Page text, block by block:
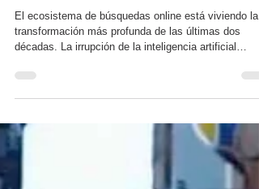
búsquedas online
El ecosistema de búsquedas online está viviendo la
transformación más profunda de las últimas dos
décadas. La irrupción de la inteligencia artificial
información: también redefine cómo se posicionan
modelos conviven (y se complementan) en el
marketing digital actual: SEO (Search Engine
GEO (Generative Engine Optimization). Aunque cada